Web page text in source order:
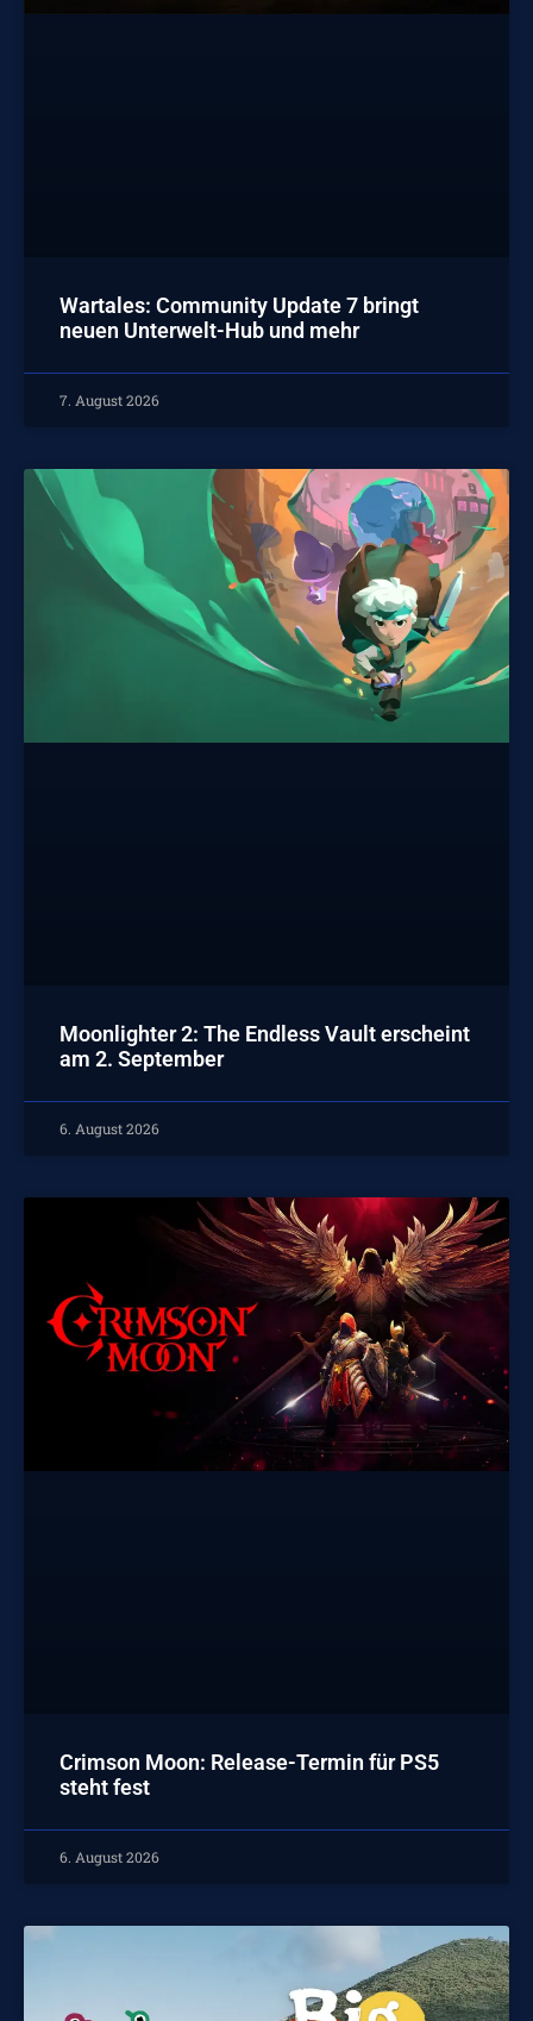
Wartales: Community Update 7 bringt
neuen Unterwelt-Hub und mehr
7. August 2026
Moonlighter 2: The Endless Vault erscheint
am 2. September
6. August 2026
Crimson Moon: Release-Termin für PS5
steht fest
6. August 2026